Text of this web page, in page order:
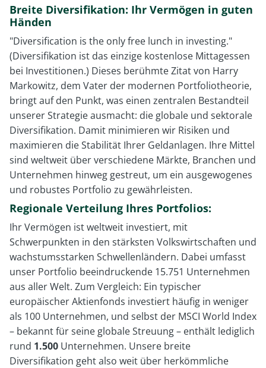
Breite Diversifikation: Ihr Vermögen in guten
Händen
"Diversification is the only free lunch in investing."
(Diversifikation ist das einzige kostenlose Mittagessen
bei Investitionen.) Dieses berühmte Zitat von Harry
Markowitz, dem Vater der modernen Portfoliotheorie,
bringt auf den Punkt, was einen zentralen Bestandteil
unserer Strategie ausmacht: die globale und sektorale
Diversifikation. Damit minimieren wir Risiken und
maximieren die Stabilität Ihrer Geldanlagen. Ihre Mittel
sind weltweit über verschiedene Märkte, Branchen und
Unternehmen hinweg gestreut, um ein ausgewogenes
und robustes Portfolio zu gewährleisten.
Regionale Verteilung Ihres Portfolios:
Ihr Vermögen ist weltweit investiert, mit
Schwerpunkten in den stärksten Volkswirtschaften und
wachstumsstarken Schwellenländern. Dabei umfasst
unser Portfolio beeindruckende 15.751 Unternehmen
aus aller Welt. Zum Vergleich: Ein typischer
europäischer Aktienfonds investiert häufig in weniger
als 100 Unternehmen, und selbst der MSCI World Index
– bekannt für seine globale Streuung – enthält lediglich
rund 1.500 Unternehmen. Unsere breite
Diversifikation geht also weit über herkömmliche